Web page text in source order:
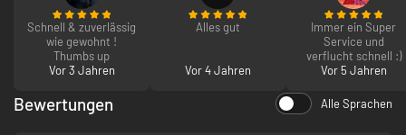
Schnell & zuverlässig
wie gewohnt !
Thumbs up
Vor 3 Jahren
Alles gut
Vor 4 Jahren
Immer ein Super
Service und
verflucht schnell :)
Vor 5 Jahren
Bewertungen Alle Sprachen